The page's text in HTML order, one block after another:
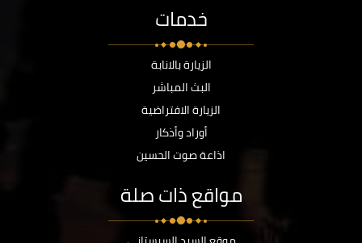
خدمات
الزيارة بالانابة
البث المباشر
الزيارة الافتراضية
أوراد وأذكار
اذاعة صوت الحسين
مواقع ذات صلة